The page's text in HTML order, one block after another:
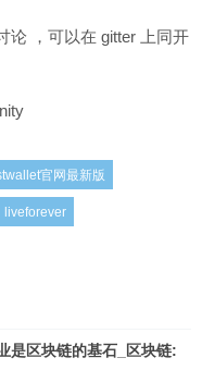
论 ，可以在 gitter 上同开
官网最新版
liveforever
是区块链的基石_区块链: